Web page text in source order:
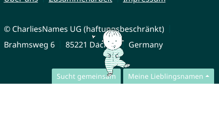
Sucht gemeinsam Meine Lieblingsnamen
© CharliesNames UG (haftungsbeschränkt)
Brahmsweg 6
85221 Dachau Germany